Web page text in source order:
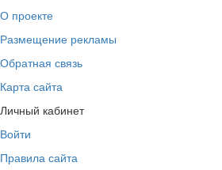
О проекте
Размещение рекламы
Обратная связь
Карта сайта
Личный кабинет
Войти
Правила сайта